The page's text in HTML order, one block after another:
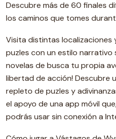
Descubre más de 60 finales
los caminos que tomes
Visita distintas localizaciones
puzles con un estilo narrativo
novelas de busca tu propia
libertad de acción! Descubre
repleto de puzles y
el apoyo de una app móvil
podrás usar sin conexión a